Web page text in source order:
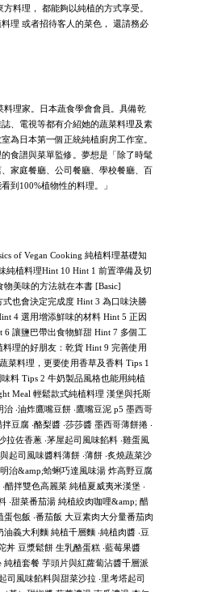
料理， 都能夠以純植的方式享受。
理 或者招待客人的菜色， 還請務必
料理家。日本蔬食學會會員。具備乾
、電視等都有介紹她的蔬菜料理及素
為日本第一個正統純植廚房工作室。
食譜與菜單監修。夢想是「除了時髦
家庭餐廳、公司餐廳、學校餐廳、百
到100%植物性的料理。」
of Vegan Cooking 純植料理基礎知
純植料理Hint 10 Hint 1 前置準備及切
美味的方法就在本書 [Basic]
也會決定完成度 Hint 3 為口味決勝
4 選用增添鮮味的材料 Hint 5 正因
6 讓鹽巴帶出食物鮮甜 Hint 7 多個工
理的好朋友：乾貨 Hint 9 完善使用
菜料理，更要使用香草及香料 Tips 1
料 Tips 2 牛奶製品風格也能用純植
Meal 輕鬆款式純植料理 漢堡與托斯
‧油炸鷹嘴豆餅 ‧鷹嘴豆泥 p5 墨西哥
豆腐 ‧酪梨醬 ‧莎莎醬 墨西哥薄餅捲 ‧
拉佐香蔥 ‧茅屋起司風味餡料 ‧雞蛋風
起司風味醬料薄餅 ‧薄餅 ‧炙燒蔬菜沙
治&amp;蛤蜊巧達風味湯 炸高野豆腐
醋拌雙色高麗菜 純植夏威夷米漢堡 ‧
‧甜菜番茄湯 純植絞肉咖哩&amp; 醋
包飯 ‧番茄飯 大豆素肉大分量番茄肉
義大利麵 純植千層麵 ‧純植肉醬 ‧豆
丼 豆漿鬆餅 生乳酪蛋糕 ‧藍莓果醬
純植套餐 芋頭片與紅蘿蔔沾醬千層派
司風味餡料與甜菜沙拉 ‧里考塔起司